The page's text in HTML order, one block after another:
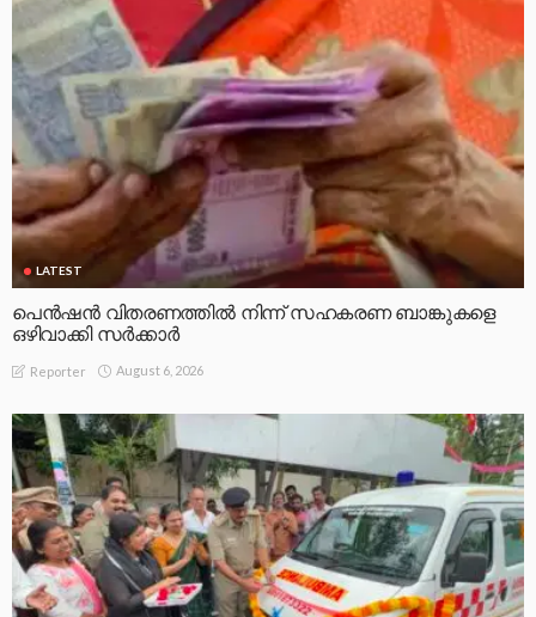
LATEST
പെൻഷൻ വിതരണത്തിൽ നിന്ന് സഹകരണ ബാങ്കുകളെ
ഒഴിവാക്കി സർക്കാർ
Reporter August 6, 2026